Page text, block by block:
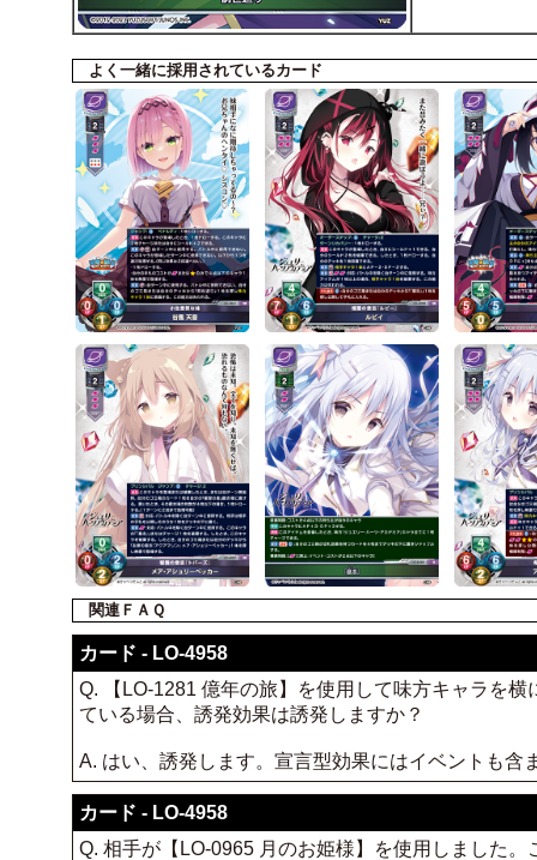
よく一緒に採用されているカード
関連ＦＡＱ
カード - LO-4958
Q. 【LO-1281 億年の旅】を使用して味方キャラを
ている場合、誘発効果は誘発しますか？
A. はい、誘発します。宣言型効果にはイベントも含
カード - LO-4958
Q. 相手が【LO-0965 月のお姫様】を使用しました